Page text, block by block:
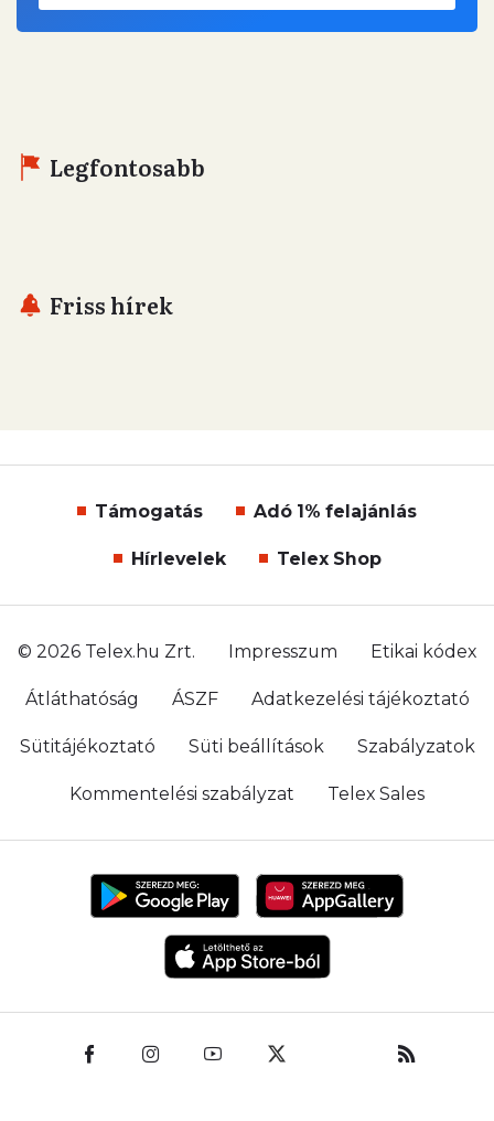
Legfontosabb
Friss hírek
Támogatás Adó 1% felajánlás
Hírlevelek Telex Shop
© 2026 Telex.hu Zrt. Impresszum Etikai kódex
Átláthatóság ÁSZF Adatkezelési tájékoztató
Sütitájékoztató Süti beállítások Szabályzatok
Kommentelési szabályzat Telex Sales